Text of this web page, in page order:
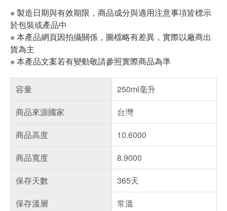
※ 製造日期與有效期限，商品成分與適用注意事項皆標示
於包裝或產品中
※ 本產品網頁因拍攝關係，圖檔略有差異，實際以廠商出
貨為主
※ 本產品文案若有變動敬請參照實際商品為準
容量
250ml毫升
商品來源國家
台灣
商品高度
10.6000
商品寬度
8.9000
保存天數
365天
保存溫層
常溫